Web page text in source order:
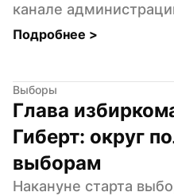
канале
Подробнее >
Выборы
Глава
Гиберт: округ
выборам
Накануне старта